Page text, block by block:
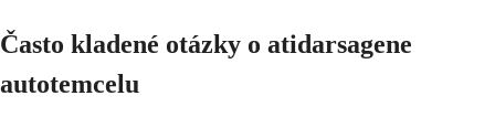
Často kladené otázky o atidarsagene
autotemcelu